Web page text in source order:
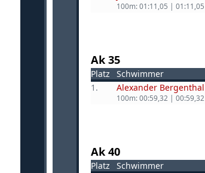
100m: 01:11,05 | 01:11,05
Ak 35
Platz Schwimmer
1.
Alexander Bergenthal
100m: 00:59,32 | 00:59,32
Ak 40
Platz Schwimmer